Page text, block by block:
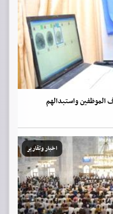
الموظفين واستبدالهم
اخبار وتقارير